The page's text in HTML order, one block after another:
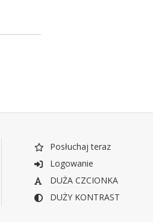
Posłuchaj teraz
Logowanie
DUŻA CZCIONKA
DUŻY KONTRAST